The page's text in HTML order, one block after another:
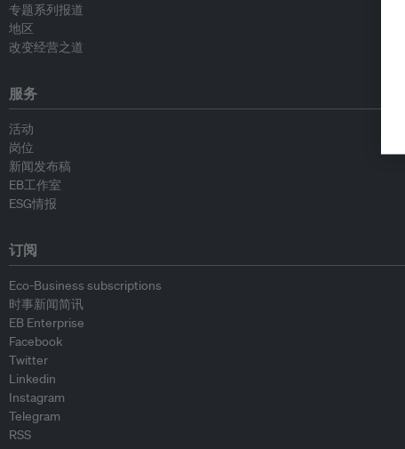
专题系列报道
地区
改变经营之道
服务
活动
岗位
新闻发布稿
EB工作室
ESG情报
订阅
Eco-Business subscriptions
时事新闻简讯
EB Enterprise
Facebook
Twitter
Linkedin
Instagram
Telegram
RSS